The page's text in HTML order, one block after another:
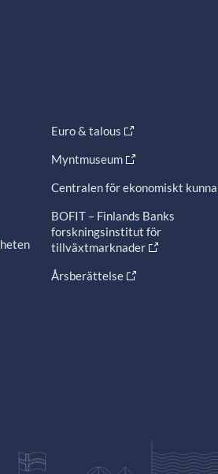
Euro & talous
Myntmuseum
Centralen för ekonomiskt
BOFIT – Finlands Banks
forskningsinstitut för
tillväxtmarknader
Årsberättelse